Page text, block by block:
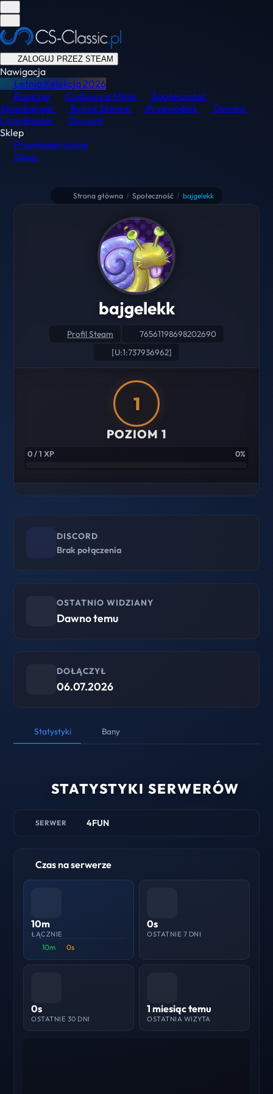
ZALOGUJ PRZEZ STEAM
Nawigacja
Letnia Kolekcja2026
Ranking
Codzienne Misje
Społeczność
Skinchanger
Rynek Skinów Przewodnik
Demka
Lista Banów
Discord
Sklep
Przeglądaj usługi
Sklep
Strona główna / Społeczność / bajgelekk
bajgelekk
Profil Steam
76561198698202690
[U:1:737936962]
1
POZIOM 1
0 / 1 XP 0%
DISCORD
Brak połączenia
OSTATNIO WIDZIANY
Dawno temu
DOŁĄCZYŁ
06.07.2026
Statystyki Bany
STATYSTYKI SERWERÓW
SERWER 4FUN
Czas na serwerze
10m
ŁĄCZNIE
10m 0s
0s
OSTATNIE 7 DNI
0s
OSTATNIE 30 DNI
1 miesiąc temu
OSTATNIA WIZYTA